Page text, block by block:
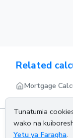
Related
Mortgage
About us
Tunatumia
wako na
Yetu ya Faragha.